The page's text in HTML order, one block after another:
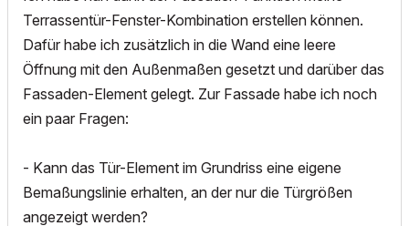
Terrassentür-Fenster-Kombination erstellen können.
Dafür habe ich zusätzlich in die Wand eine leere
Öffnung mit den Außenmaßen gesetzt und darüber das
Fassaden-Element gelegt. Zur Fassade habe ich noch
ein paar Fragen:
- Kann das Tür-Element im Grundriss eine eigene
Bemaßungslinie erhalten, an der nur die Türgrößen
angezeigt werden?